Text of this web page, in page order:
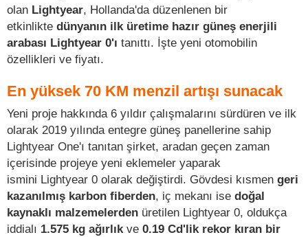
olan Lightyear, Hollanda'da düzenlenen bir
etkinlikte dünyanın ilk üretime hazır güneş enerjili
arabası Lightyear 0'ı tanıttı. İşte yeni otomobilin
özellikleri ve fiyatı.
En yüksek 70 KM menzil artışı sunacak
Yeni proje hakkında 6 yıldır çalışmalarını sürdüren ve ilk
olarak 2019 yılında entegre güneş panellerine sahip
Lightyear One'ı tanıtan şirket, aradan geçen zaman
içerisinde projeye yeni eklemeler yaparak
ismini Lightyear 0 olarak değiştirdi. Gövdesi kısmen geri
kazanılmış karbon fiberden, iç mekanı ise doğal
kaynaklı malzemelerden üretilen Lightyear 0, oldukça
iddialı 1.575 kg ağırlıkve 0.19 Cd'lik rekor kıran bir